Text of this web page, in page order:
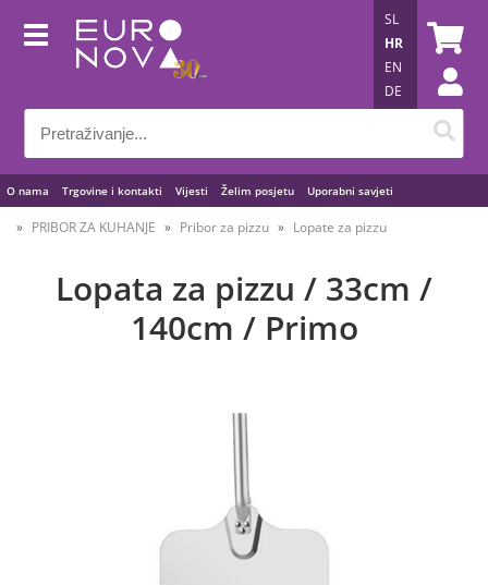
O nama Trgovine i kontakti Vijesti Želim posjetu Uporabni savjeti
SL
HR
EN
DE
PRIBOR ZA KUHANJE Pribor za pizzu Lopate za pizzu
Lopata za pizzu / 33cm /
140cm / Primo